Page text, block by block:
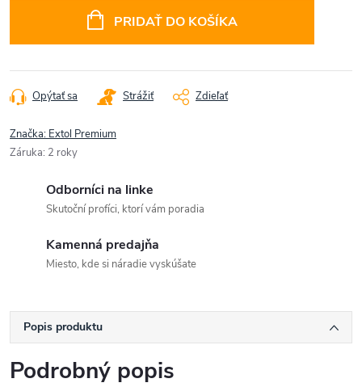
PRIDAŤ DO KOŠÍKA
Opýtať sa Strážiť Zdieľať
Značka: Extol Premium
Záruka: 2 roky
Odborníci na linke
Skutoční profíci, ktorí vám poradia
Kamenná predajňa
Miesto, kde si náradie vyskúšate
Popis produktu
Podrobný popis